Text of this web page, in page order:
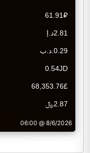
CurrencyRate